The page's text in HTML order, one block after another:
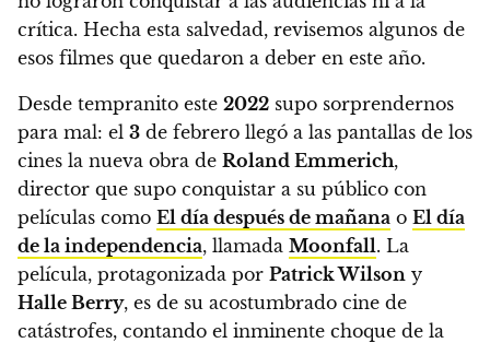
crítica. Hecha esta salvedad, revisemos algunos de
esos filmes que quedaron a deber en este año.
Desde tempranito este 2022 supo sorprendernos
para mal: el 3 de febrero llegó a las pantallas de los
cines la nueva obra de Roland Emmerich,
director que supo conquistar a su público con
películas como El día después de mañana o El día
de la independencia, llamada Moonfall. La
película, protagonizada por Patrick Wilson y
Halle Berry, es de su acostumbrado cine de
catástrofes, contando el inminente choque de la